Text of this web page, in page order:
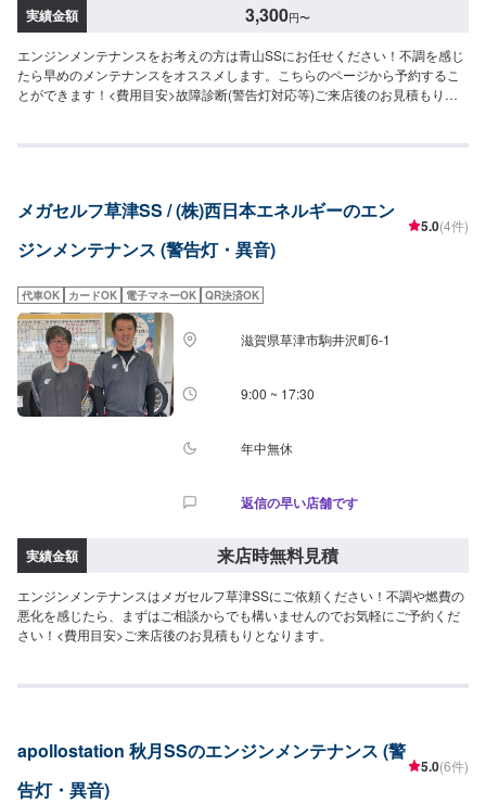
実績金額 3,300円〜
エンジンメンテナンスをお考えの方は青山SSにお任せください！不調を感じ
たら早めのメンテナンスをオススメします。こちらのページから予約するこ
とができます！<費用目安>故障診断(警告灯対応等)ご来店後のお見積もりと
メガセルフ草津SS / (株)西日本エネルギーのエン
ジンメンテナンス (警告灯・異音)
5.0(4件)
代車OK カードOK 電子マネーOK QR決済OK
滋賀県草津市駒井沢町6-1
9:00 ~ 17:30
年中無休
返信の早い店舗です
実績金額 来店時無料見積
エンジンメンテナンスはメガセルフ草津SSにご依頼ください！不調や燃費の
悪化を感じたら、まずはご相談からでも構いませんのでお気軽にご予約くだ
さい！<費用目安>ご来店後のお見積もりとなります。
apollostation 秋月SSのエンジンメンテナンス (警
告灯・異音)
5.0(6件)